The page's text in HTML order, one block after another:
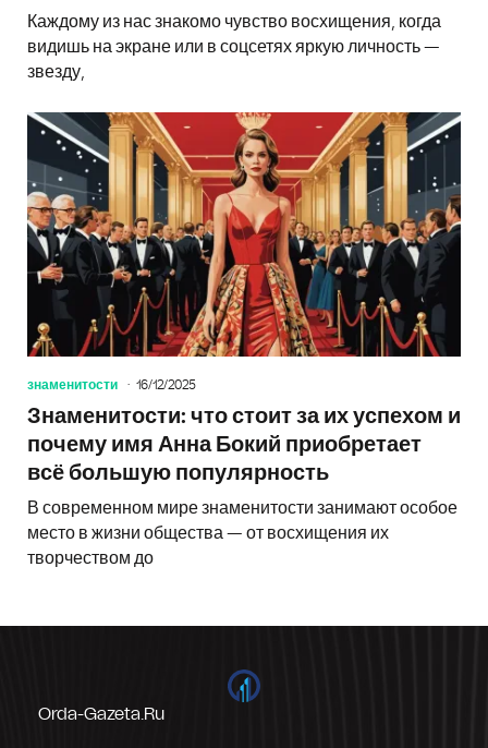
Каждому из нас знакомо чувство восхищения, когда
видишь на экране или в соцсетях яркую личность —
звезду,
знаменитости 16/12/2025
Знаменитости: что стоит за их успехом и
почему имя Анна Бокий приобретает
всё большую популярность
В современном мире знаменитости занимают особое
место в жизни общества — от восхищения их
творчеством до
Orda-Gazeta.ru